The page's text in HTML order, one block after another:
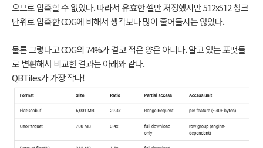
으므로 압축할 수 없었다. 따라서 유효한 셀만 저장했지만 512x512 청크
단위로 압축한 COG에 비해서 생각보다 많이 줄어들지는 않았다.
물론 그렇다고 COG의 74%가 결코 적은 양은 아니다. 알고 있는 포맷들
로 변환해서 비교한 결과는 아래와 같다.
QBTiles가 가장 작다!